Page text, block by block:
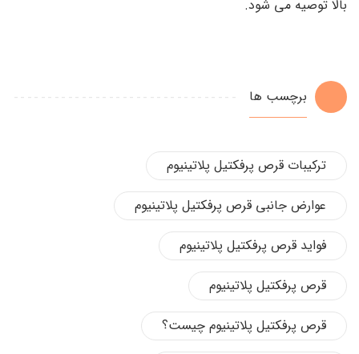
بالا توصیه می شود.
برچسب ها
ترکیبات قرص پرفکتیل پلاتینیوم
عوارض جانبی قرص پرفکتیل پلاتینیوم
فواید قرص پرفکتیل پلاتینیوم
قرص پرفکتیل پلاتینیوم
قرص پرفکتیل پلاتینیوم چیست؟